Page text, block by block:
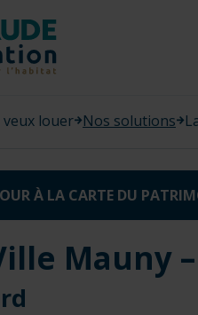
veux louer Nos solutions
À LA CARTE DU
Mauny